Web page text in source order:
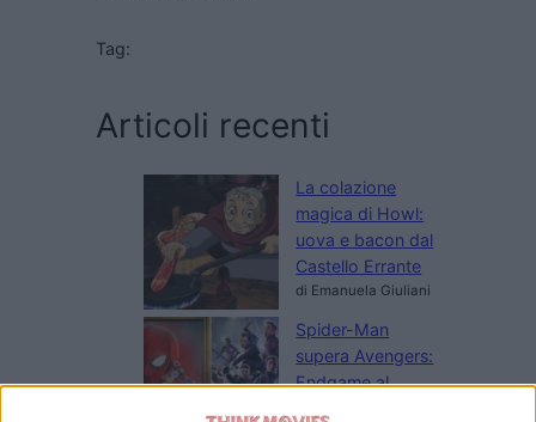
Tag:
Articoli recenti
La colazione
magica di Howl:
uova e bacon dal
Castello Errante
di Emanuela Giuliani
Spider-Man
supera Avengers:
Endgame al